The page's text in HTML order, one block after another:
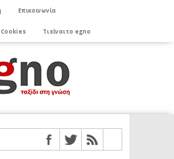
Επικοινωνία
Cookies Τι είναι το egno